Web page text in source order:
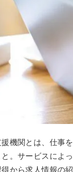
機関とは、仕事
。サービスによ
から求人情報の